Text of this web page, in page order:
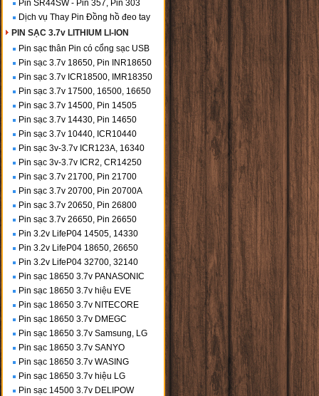
Pin SR44SW - Pin 357, Pin 303
Dịch vụ Thay Pin Đồng hồ đeo tay
PIN SẠC 3.7v LITHIUM LI-ION
Pin sạc thân Pin có cổng sạc USB
Pin sạc 3.7v 18650, Pin INR18650
Pin sạc 3.7v ICR18500, IMR18350
Pin sạc 3.7v 17500, 16500, 16650
Pin sạc 3.7v 14500, Pin 14505
Pin sạc 3.7v 14430, Pin 14650
Pin sạc 3.7v 10440, ICR10440
Pin sạc 3v-3.7v ICR123A, 16340
Pin sạc 3v-3.7v ICR2, CR14250
Pin sạc 3.7v 21700, Pin 21700
Pin sạc 3.7v 20700, Pin 20700A
Pin sạc 3.7v 20650, Pin 26800
Pin sạc 3.7v 26650, Pin 26650
Pin 3.2v LifeP04 14505, 14330
Pin 3.2v LifeP04 18650, 26650
Pin 3.2v LifeP04 32700, 32140
Pin sạc 18650 3.7v PANASONIC
Pin sạc 18650 3.7v hiệu EVE
Pin sạc 18650 3.7v NITECORE
Pin sạc 18650 3.7v DMEGC
Pin sạc 18650 3.7v Samsung, LG
Pin sạc 18650 3.7v SANYO
Pin sạc 18650 3.7v WASING
Pin sạc 18650 3.7v hiệu LG
Pin sạc 14500 3.7v DELIPOW